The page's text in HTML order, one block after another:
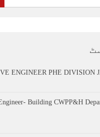
ENGINEER PHE DIVISION
Building CWPP&H